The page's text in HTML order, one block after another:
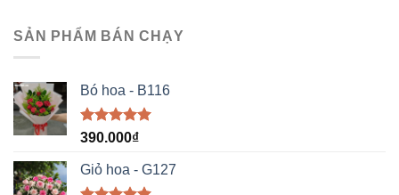
SẢN PHẨM BÁN CHẠY
Bó hoa - B116
Được xếp
5 sao
390.000₫
Giỏ hoa - G127